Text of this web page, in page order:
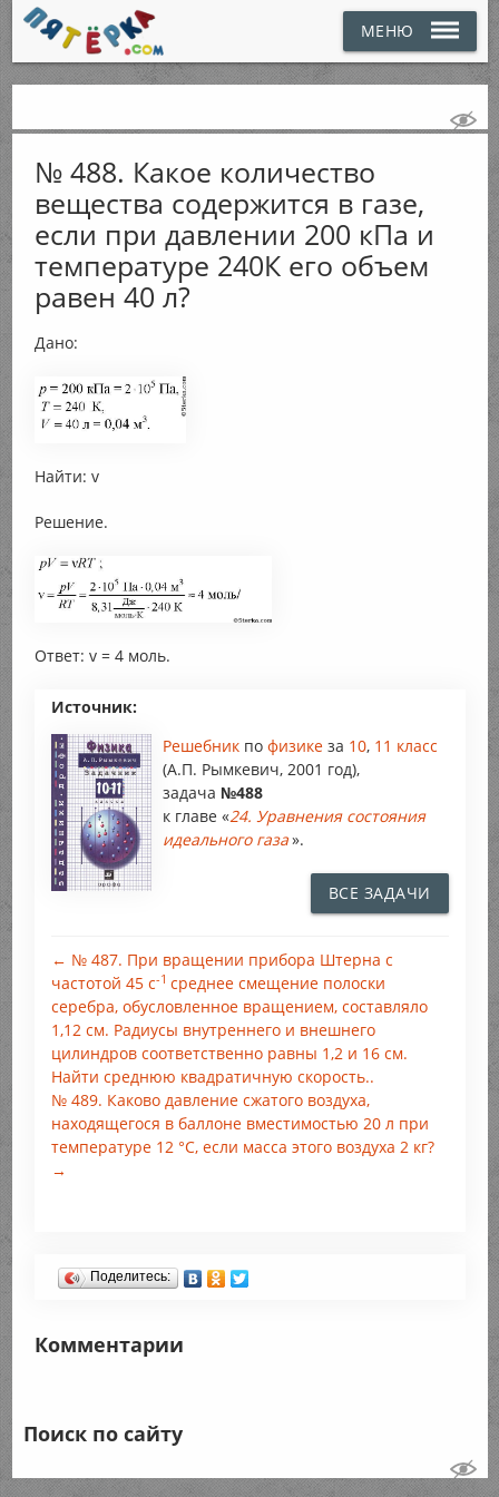
МЕНЮ
№ 488. Какое количество
вещества содержится в газе,
если при давлении 200 кПа и
температуре 240К его объем
равен 40 л?
Дано:
Найти: v
Решение.
Ответ: v = 4 моль.
Источник:
Решебник по физике за 10, 11 класс
(А.П. Рымкевич, 2001 год),
задача №488
к главе «24. Уравнения состояния
идеального газа».
ВСЕ ЗАДАЧИ
← № 487. При вращении прибора Штерна с
частотой 45 с-1 среднее смещение полоски
серебра, обусловленное вращением, составляло
1,12 см. Радиусы внутреннего и внешнего
цилиндров соответственно равны 1,2 и 16 см.
Найти среднюю квадратичную скорость..
№ 489. Каково давление сжатого воздуха,
находящегося в баллоне вместимостью 20 л при
температуре 12 °С, если масса этого воздуха 2 кг?
→
Поделитесь:
Комментарии
Поиск по сайту